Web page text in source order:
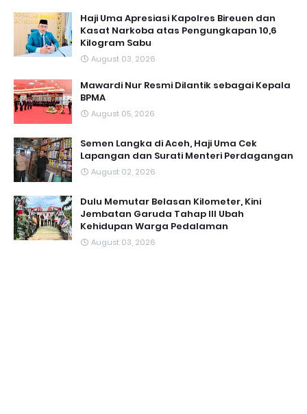
Haji Uma Apresiasi Kapolres Bireuen dan
Kasat Narkoba atas Pengungkapan 10,6
Kilogram Sabu
August 03, 2026
Mawardi Nur Resmi Dilantik sebagai Kepala
BPMA
August 05, 2026
Semen Langka di Aceh, Haji Uma Cek
Lapangan dan Surati Menteri Perdagangan
August 02, 2026
Dulu Memutar Belasan Kilometer, Kini
Jembatan Garuda Tahap III Ubah
Kehidupan Warga Pedalaman ‎
August 03, 2026